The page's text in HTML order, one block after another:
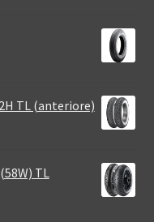
TL (anteriore)
TL